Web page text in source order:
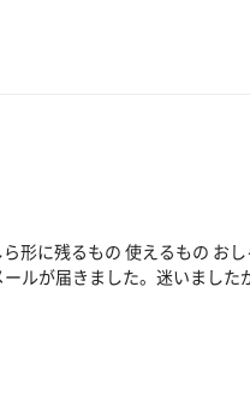
形に残るもの 使えるもの お
ルが届きました。迷いました